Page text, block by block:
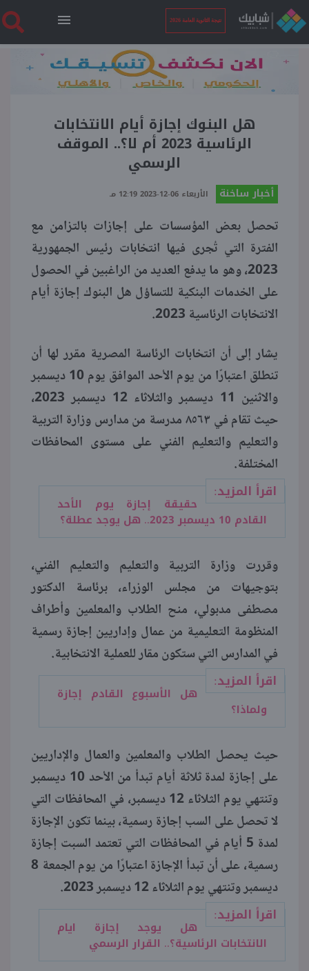
نتيجة الثانوية العامة 2026
الرئيسية
نتيجة الثانوية العامة 2026
أخبار ساخنة
بوابة الطلبة
ملفات
هل البنوك إجازة أيام الانتخابات
الرئاسية 2023 أم لا؟.. الموقف
الرسمي
أخبار ساخنة الأربعاء 06-12-2023 12:19 مـ
تحصل بعض المؤسسات على إجازات بالتزامن مع
الفترة التي تُجرى فيها انتخابات رئيس الجمهورية
2023، وهو ما يدفع العديد من الراغبين في الحصول
على الخدمات البنكية للتساؤل هل البنوك إجازة أيام
الانتخابات الرئاسية 2023.
يشار إلى أن انتخابات الرئاسة المصرية مقرر لها أن
تنطلق اعتبارًا من يوم الأحد الموافق يوم 10 ديسمبر
والاثنين 11 ديسمبر والثلاثاء 12 ديسمبر 2023،
حيث تقام في ٨٥٦٣ مدرسة من مدارس وزارة التربية
والتعليم والتعليم الفني على مستوى المحافظات
المختلفة.
اقرأ المزيد:
حقيقة إجازة يوم الأحد
القادم 10 ديسمبر 2023.. هل يوجد عطلة؟
وقررت وزارة التربية والتعليم والتعليم الفني،
بتوجيهات من مجلس الوزراء، برئاسة الدكتور
مصطفى مدبولي، منح الطلاب والمعلمين وأطراف
المنظومة التعليمية من عمال وإداريين إجازة رسمية
في المدارس التي ستكون مقار للعملية الانتخابية.
اقرأ المزيد:
هل الأسبوع القادم إجازة
ولماذا؟
حيث يحصل الطلاب والمعلمين والعمال والإداريين
على إجازة لمدة ثلاثة أيام تبدأ من الأحد 10 ديسمبر
وتنتهي يوم الثلاثاء 12 ديسمبر، في المحافظات التي
لا تحصل على السب إجازة رسمية، بينما تكون الإجازة
لمدة 5 أيام في المحافظات التي تعتمد السبت إجازة
رسمية، على أن تبدأ الإجازة اعتبارًا من يوم الجمعة 8
ديسمبر وتنتهي يوم الثلاثاء 12 ديسمبر 2023.
اقرأ المزيد:
هل يوجد إجازة ايام
الانتخابات الرئاسية؟.. القرار الرسمي